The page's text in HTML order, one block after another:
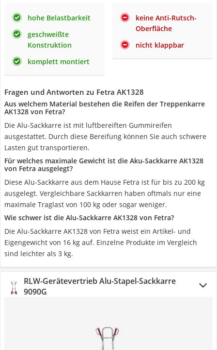
hohe Belastbarkeit
geschweißte
Konstruktion
komplett montiert
keine Anti-Rutsch-
Oberfläche
nicht klappbar
Fragen und Antworten zu Fetra AK1328
Aus welchem Material bestehen die Reifen der Treppenkarre
AK1328 von Fetra?
Die Alu-Sackkarre ist mit luftbereiften Gummireifen
ausgestattet. Durch diese Bereifung können Sie auch schwere
Lasten gut transportieren.
Für welches maximale Gewicht ist die Aku-Sackkarre AK1328
von Fetra ausgelegt?
Diese Alu-Sackkarre aus dem Hause Fetra ist für bis zu 200 kg
ausgelegt. Vergleichbare Sackkarren haben oftmals nur eine
maximale Traglast von 100 kg oder sogar weniger.
Wie schwer ist die Alu-Sackkarre AK1328 von Fetra?
Die Alu-Sackkarre AK1328 von Fetra weist ein Artikel- und
Eigengewicht von 16 kg auf. Einzelne Produkte im Vergleich
sind leichter als 3 kg.
RLW-Gerätevertrieb Alu-Stapel-Sackkarre
9090G